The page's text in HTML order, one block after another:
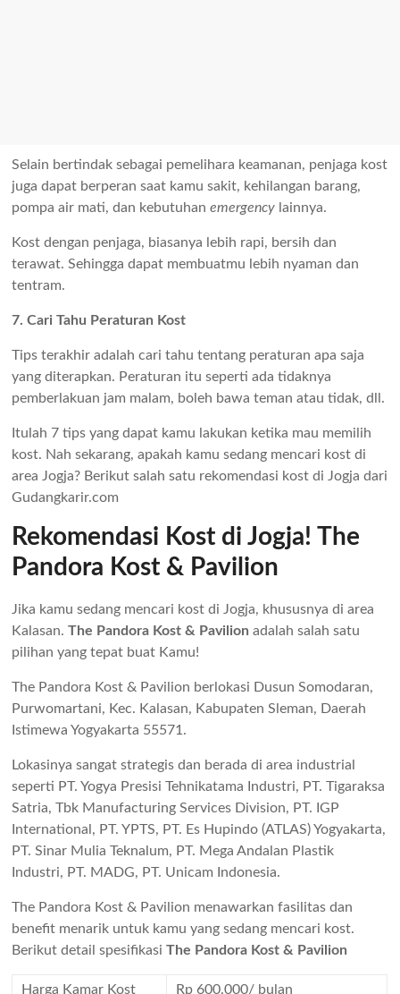
Selain bertindak sebagai pemelihara keamanan, penjaga kost
juga dapat berperan saat kamu sakit, kehilangan barang,
pompa air mati, dan kebutuhanemergency lainnya.
Kost dengan penjaga, biasanya lebih rapi, bersih dan
terawat. Sehingga dapat membuatmu lebih nyaman dan
tentram.
7. Cari Tahu Peraturan Kost
Tips terakhir adalah cari tahu tentang peraturan apa saja
yang diterapkan. Peraturan itu seperti ada tidaknya
pemberlakuan jam malam, boleh bawa teman atau tidak, dll.
Itulah 7 tips yang dapat kamu lakukan ketika mau memilih
kost. Nah sekarang, apakah kamu sedang mencari kost di
area Jogja? Berikut salah satu rekomendasi kost di Jogja dari
Gudangkarir.com
Rekomendasi Kost di Jogja! The
Pandora Kost & Pavilion
Jika kamu sedang mencari kost di Jogja, khususnya di area
Kalasan.The Pandora Kost & Pavilion adalah salah satu
pilihan yang tepat buat Kamu!
The Pandora Kost & Pavilion berlokasi Dusun Somodaran,
Purwomartani, Kec. Kalasan, Kabupaten Sleman, Daerah
Istimewa Yogyakarta 55571.
Lokasinya sangat strategis dan berada di area industrial
seperti PT. Yogya Presisi Tehnikatama Industri, PT. Tigaraksa
Satria, Tbk Manufacturing Services Division, PT. IGP
International, PT. YPTS, PT. Es Hupindo (ATLAS) Yogyakarta,
PT. Sinar Mulia Teknalum, PT. Mega Andalan Plastik
Industri, PT. MADG, PT. Unicam Indonesia.
The Pandora Kost & Pavilion menawarkan fasilitas dan
benefit menarik untuk kamu yang sedang mencari kost.
Berikut detail spesifikasiThe Pandora Kost & Pavilion
Harga Kamar Kost Rp 600.000/ bulan